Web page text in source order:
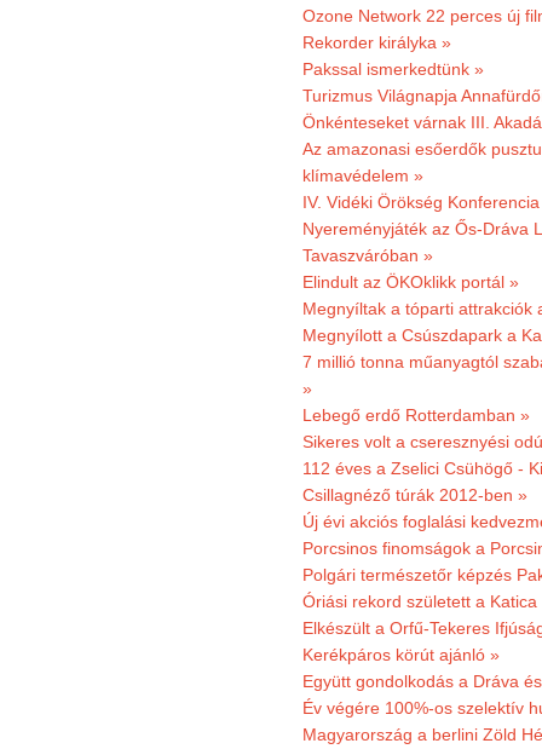
Ozone Network 22 perces új
Rekorder királyka »
Pakssal ismerkedtünk »
Turizmus Világnapja
Önkénteseket várnak III.
Az amazonasi esőerdők
klímavédelem »
IV. Vidéki Örökség
Nyereményjáték az Ős-Dráva
Tavaszváróban »
Elindult az ÖKOklikk portál »
Megnyíltak a tóparti attrakciók
Megnyílott a Csúszdapark a
7 millió tonna műanyagtól
»
Lebegő erdő Rotterdamban »
Sikeres volt a cseresznyési
112 éves a Zselici Csühögő -
Csillagnéző túrák 2012-ben »
Új évi akciós foglalási
Porcsinos finomságok a
Polgári természetőr képzés
Óriási rekord született a Katica
Elkészült a Orfű-Tekeres
Kerékpáros körút ajánló »
Együtt gondolkodás a Dráva
Év végére 100%-os szelektív
Magyarország a berlini Zöld